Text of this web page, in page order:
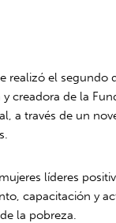
el
creadora de la
través de un
líderes
capacitación y
la pobreza.